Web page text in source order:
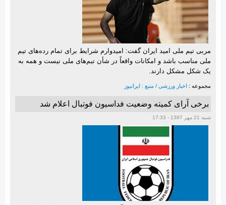
مربی تیم ملی امید ایران گفت: امیدوارم شرایط برای تمام رده‌های تیم
ملی مناسب باشد و امکانات واقعاً در شأن تیم‌های ملی نیست و همه به
یک شکل مشکل دارند.
مجموعه : اخبار ورزشی / منبع : ایرانیوز
برخی آرای کمیته وضعیت فداسیون فوتبال اعلام شد
شنبه 21 مهر 1397 - 17:33